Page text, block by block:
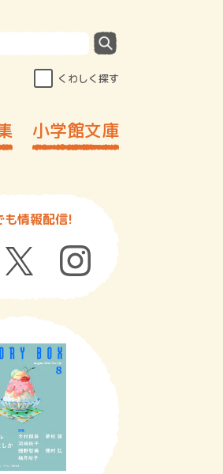
くわしく探す
小学館文庫
も情報配信!